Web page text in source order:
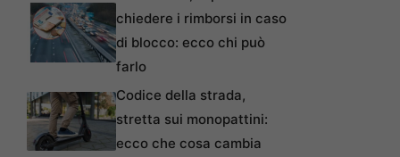
chiedere i rimborsi in caso
di blocco: ecco chi può
farlo
Codice della strada,
stretta sui monopattini:
ecco che cosa cambia